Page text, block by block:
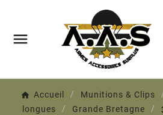

Accueil Munitions & Clips
longues
Grande Bretagne